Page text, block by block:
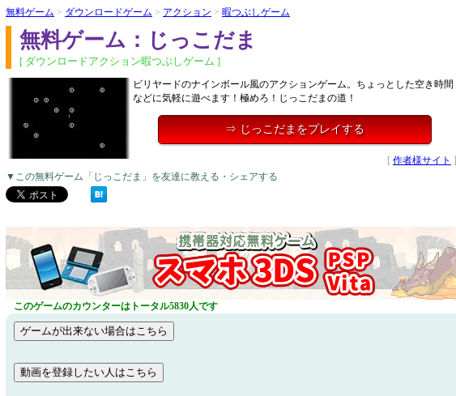
無料ゲーム > ダウンロードゲーム > アクション > 暇つぶしゲーム
無料ゲーム：じっこだま
[ ダウンロードアクション暇つぶしゲーム ]
ビリヤードのナインボール風のアクションゲーム。ちょっとした空き時間
などに気軽に遊べます！極めろ！じっこだまの道！
⇒ じっこだまをプレイする
[ 作者様サイト ]
▼この無料ゲーム「じっこだま」を友達に教える・シェアする
このゲームのカウンターはトータル5830人です